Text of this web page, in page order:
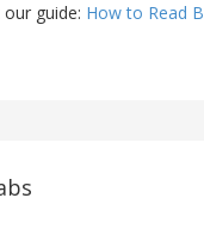
guide: How to Read